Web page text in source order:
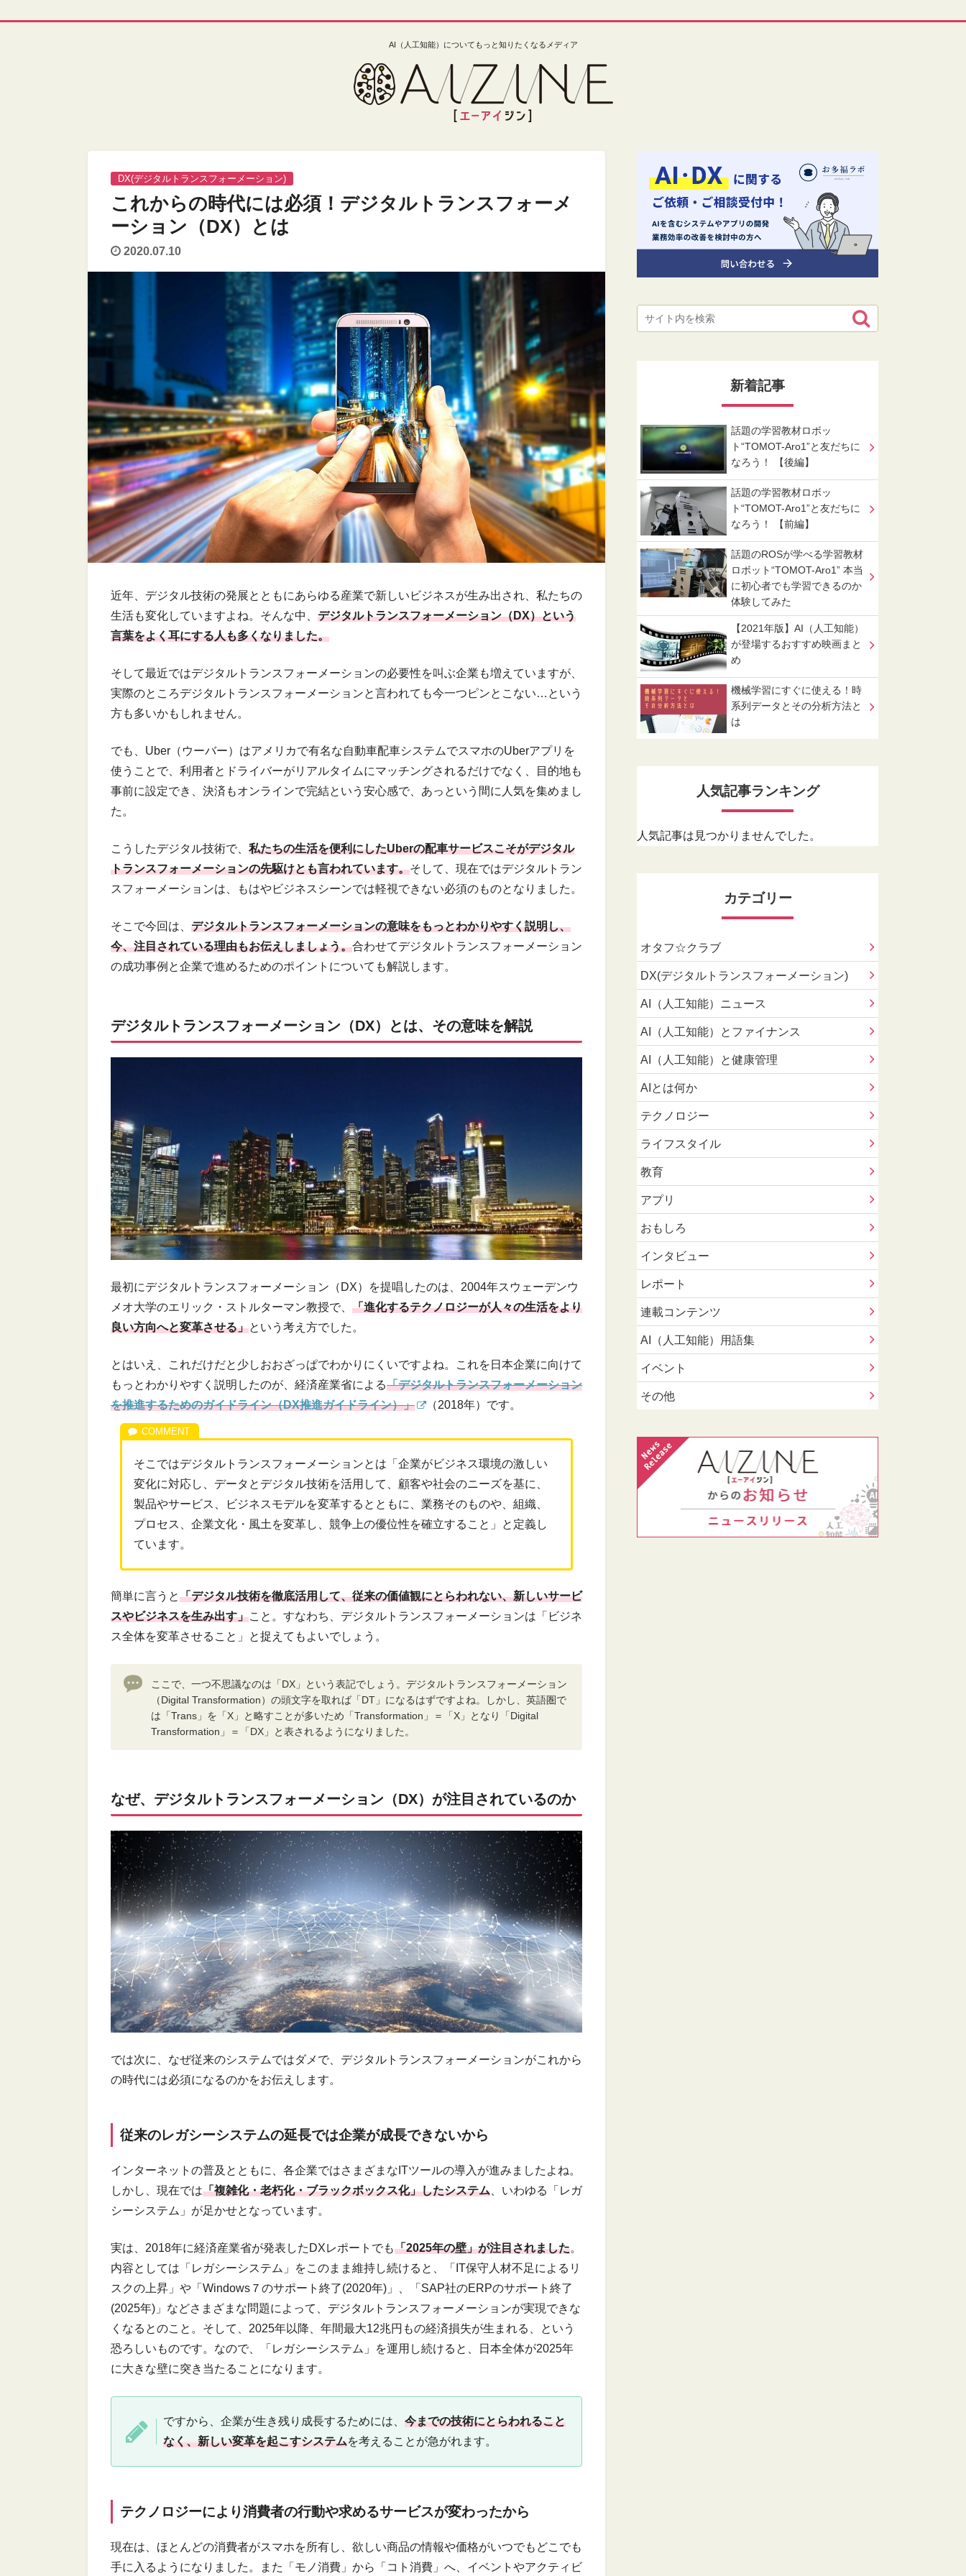
AI（人工知能）についてもっと知りたくなるメディア
DX(デジタルトランスフォーメーション)
これからの時代には必須！デジタルトランスフォーメ
ーション（DX）とは
2020.07.10
近年、デジタル技術の発展とともにあらゆる産業で新しいビジネスが生み出され、私たちの
生活も変化していますよね。そんな中、 デジタルトランスフォーメーション（DX）という
言葉をよく耳にする人も多くなりました。
そして最近ではデジタルトランスフォーメーションの必要性を叫ぶ企業も増えていますが、
実際のところデジタルトランスフォーメーションと言われても今一つピンとこない…という
方も多いかもしれません。
でも、Uber（ウーバー）はアメリカで有名な自動車配車システムでスマホのUberアプリを
使うことで、利用者とドライバーがリアルタイムにマッチングされるだけでなく、目的地も
事前に設定でき、決済もオンラインで完結という安心感で、あっという間に人気を集めまし
た。
こうしたデジタル技術で、 私たちの生活を便利にしたUberの配車サービスこそがデジタル
トランスフォーメーションの先駆けとも言われています。そして、現在ではデジタルトラン
スフォーメーションは、もはやビジネスシーンでは軽視できない必須のものとなりました。
そこで今回は、 デジタルトランスフォーメーションの意味をもっとわかりやすく説明し、
今、注目されている理由もお伝えしましょう。合わせてデジタルトランスフォーメーション
の成功事例と企業で進めるためのポイントについても解説します。
デジタルトランスフォーメーション（DX）とは、その意味を解説
最初にデジタルトランスフォーメーション（DX）を提唱したのは、2004年スウェーデンウ
メオ大学のエリック・ストルターマン教授で、 「進化するテクノロジーが人々の生活をより
良い方向へと変革させる」という考え方でした。
とはいえ、これだけだと少しおおざっぱでわかりにくいですよね。これを日本企業に向けて
もっとわかりやすく説明したのが、経済産業省による「デジタルトランスフォーメーション
を推進するためのガイドライン（DX推進ガイドライン）」
（2018年）です。
そこではデジタルトランスフォーメーションとは「企業がビジネス環境の激しい
変化に対応し、データとデジタル技術を活用して、顧客や社会のニーズを基に、
製品やサービス、ビジネスモデルを変革するとともに、業務そのものや、組織、
プロセス、企業文化・風土を変革し、競争上の優位性を確立すること」と定義し
ています。
簡単に言うと「デジタル技術を徹底活用して、従来の価値観にとらわれない、新しいサービ
スやビジネスを生み出す」こと。すなわち、デジタルトランスフォーメーションは「ビジネ
ス全体を変革させること」と捉えてもよいでしょう。
ここで、一つ不思議なのは「DX」という表記でしょう。デジタルトランスフォーメーション
（Digital Transformation）の頭文字を取れば「DT」になるはずですよね。しかし、英語圏で
は「Trans」を「X」と略すことが多いため「Transformation」＝「X」となり「Digital
Transformation」＝「DX」と表されるようになりました。
なぜ、デジタルトランスフォーメーション（DX）が注目されているのか
では次に、なぜ従来のシステムではダメで、デジタルトランスフォーメーションがこれから
の時代には必須になるのかをお伝えします。
従来のレガシーシステムの延長では企業が成長できないから
インターネットの普及とともに、各企業ではさまざまなITツールの導入が進みましたよね。
しかし、現在では「複雑化・老朽化・ブラックボックス化」したシステム 、いわゆる「レガ
シーシステム」が足かせとなっています。
実は、2018年に経済産業省が発表したDXレポートでも「2025年の壁」が注目されました。
内容としては「レガシーシステム」をこのまま維持し続けると、「IT保守人材不足によるリ
スクの上昇」や「Windows７のサポート終了(2020年)」、「SAP社のERPのサポート終了
(2025年)」などさまざまな問題によって、デジタルトランスフォーメーションが実現できな
くなるとのこと。そして、2025年以降、年間最大12兆円もの経済損失が生まれる、という
恐ろしいものです。なので、「レガシーシステム」を運用し続けると、日本全体が2025年
に大きな壁に突き当たることになります。
ですから、企業が生き残り成長するためには、 今までの技術にとらわれること
なく、新しい変革を起こすシステムを考えることが急がれます。
テクノロジーにより消費者の行動や求めるサービスが変わったから
現在は、ほとんどの消費者がスマホを所有し、欲しい商品の情報や価格がいつでもどこでも
手に入るようになりました。また「モノ消費」から「コト消費」へ、イベントやアクティビ
新着記事
話題の学習教材ロボッ
ト“TOMOT-Aro1”と友だちに
なろう！ 【後編】
話題の学習教材ロボッ
ト“TOMOT-Aro1”と友だちに
なろう！ 【前編】
話題のROSが学べる学習教材
ロボット“TOMOT-Aro1” 本当
に初心者でも学習できるのか
体験してみた
【2021年版】AI（人工知能）
が登場するおすすめ映画まと
め
機械学習にすぐに使える！時
系列データとその分析方法と
は
人気記事ランキング
人気記事は見つかりませんでした。
カテゴリー
オタフ☆クラブ
DX(デジタルトランスフォーメーション)
AI（人工知能）ニュース
AI（人工知能）とファイナンス
AI（人工知能）と健康管理
AIとは何か
テクノロジー
ライフスタイル
教育
アプリ
おもしろ
インタビュー
レポート
連載コンテンツ
AI（人工知能）用語集
イベント
その他